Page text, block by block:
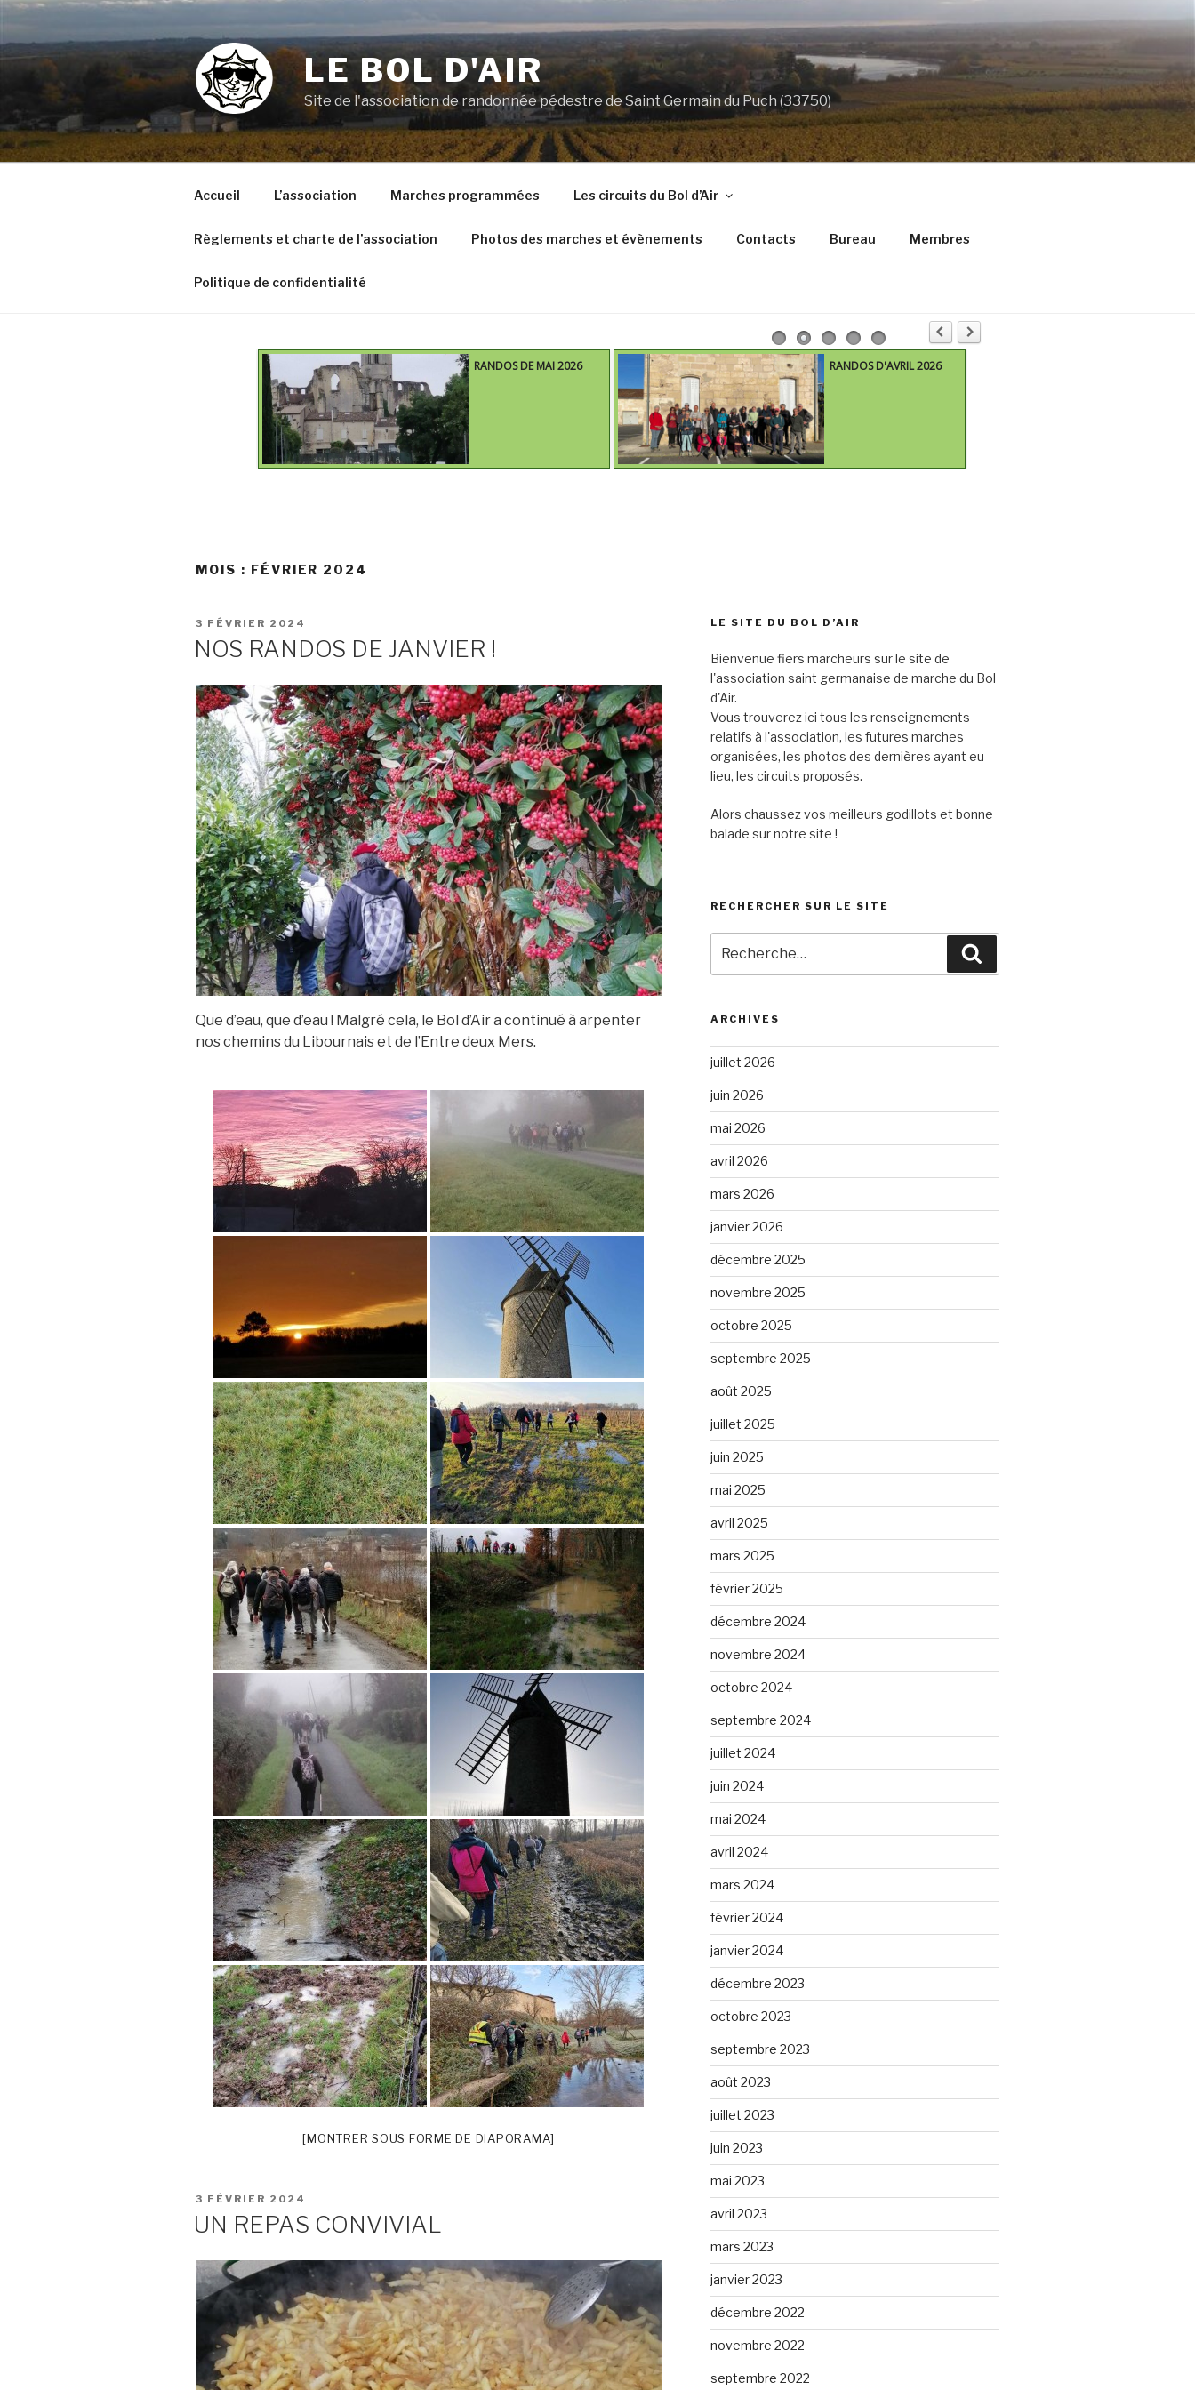
Aller
contenu
principal
LE BOL D'AIR
Site de l'association de randonnée pédestre de Saint Germain du Puch (33750)
Accueil L’association Marches programmées Les circuits du Bol d’Air
Règlements et charte de l’association Photos des marches et évènements Contacts Bureau Membres
Politique de confidentialité
RANDOS DE MAI 2026 RANDOS D'AVRIL 2026
MOIS : FÉVRIER 2024
PUBLIÉ
3 FÉVRIER 2024
NOS RANDOS DE JANVIER !
Que d’eau, que d’eau ! Malgré cela, le Bol d’Air a continué à arpenter
nos chemins du Libournais et de l’Entre deux Mers.
[MONTRER SOUS FORME DE DIAPORAMA]
PUBLIÉ
3 FÉVRIER 2024
UN REPAS CONVIVIAL
LE SITE DU BOL D’AIR
Bienvenue fiers marcheurs sur le site de
l'association saint germanaise de marche du Bol
d'Air.
Vous trouverez ici tous les renseignements
relatifs à l'association, les futures marches
organisées, les photos des dernières ayant eu
lieu, les circuits proposés.
Alors chaussez vos meilleurs godillots et bonne
balade sur notre site !
RECHERCHER SUR LE SITE
pour
:
ARCHIVES
juillet 2026
juin 2026
mai 2026
avril 2026
mars 2026
janvier 2026
décembre 2025
novembre 2025
octobre 2025
septembre 2025
août 2025
juillet 2025
juin 2025
mai 2025
avril 2025
mars 2025
février 2025
décembre 2024
novembre 2024
octobre 2024
septembre 2024
juillet 2024
juin 2024
mai 2024
avril 2024
mars 2024
février 2024
janvier 2024
décembre 2023
octobre 2023
septembre 2023
août 2023
juillet 2023
juin 2023
mai 2023
avril 2023
mars 2023
janvier 2023
décembre 2022
novembre 2022
septembre 2022